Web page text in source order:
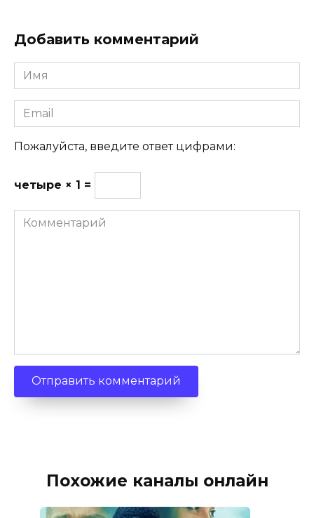
Добавить комментарий
Имя
Email
Пожалуйста, введите ответ цифрами:
четыре × 1 =
Комментарий
Похожие каналы онлайн